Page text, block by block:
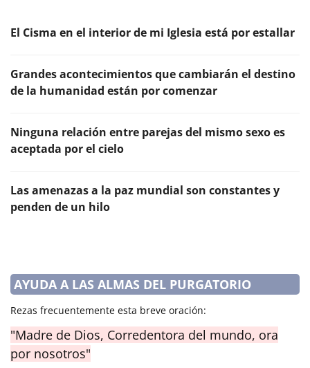
El Cisma en el interior de mi Iglesia está por estallar
Grandes acontecimientos que cambiarán el destino
de la humanidad están por comenzar
Ninguna relación entre parejas del mismo sexo es
aceptada por el cielo
Las amenazas a la paz mundial son constantes y
penden de un hilo
AYUDA A LAS ALMAS DEL PURGATORIO
Rezas frecuentemente esta breve oración:
"Madre de Dios, Corredentora del mundo, ora
por nosotros"